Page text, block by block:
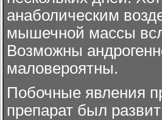
анаболическим
мышечной массы
Возможны
маловероятны.
Побочные явления
препарат был